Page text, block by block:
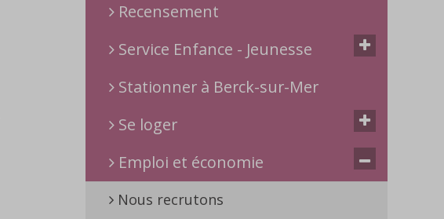
Recensement
Service Enfance - Jeunesse
Stationner à Berck-sur-Mer
Se loger
Emploi et économie
Nous recrutons